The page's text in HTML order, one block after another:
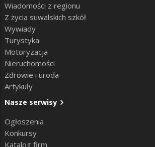
Wiadomości z regionu
Z życia suwalskich szkół
Wywiady
Turystyka
Motoryzacja
Nieruchomości
Zdrowie i uroda
Artykuły
Nasze serwisy
Ogłoszenia
Konkursy
Katalog firm